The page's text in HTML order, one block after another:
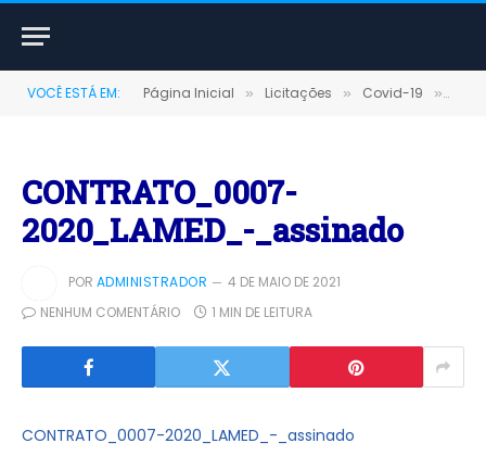
VOCÊ ESTÁ EM: Página Inicial » Licitações » Covid-19 »
CONTRATO_0007-
2020_LAMED_-_assinado
POR ADMINISTRADOR
4 DE MAIO DE 2021
NENHUM COMENTÁRIO
1 MIN DE LEITURA
CONTRATO_0007-2020_LAMED_-_assinado